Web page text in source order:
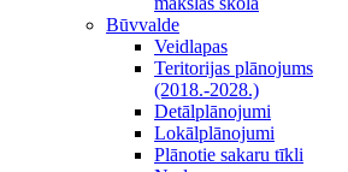
Būvvalde
Veidlapas
Teritorijas plānojums
(2018.-2028.)
Detālplānojumi
Lokālplānojumi
Plānotie sakaru tīkli